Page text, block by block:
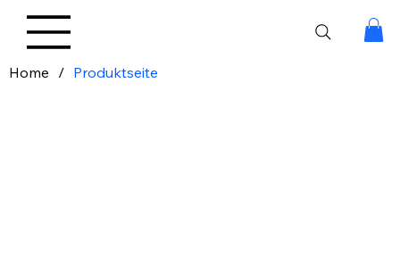
Home / Produktseite